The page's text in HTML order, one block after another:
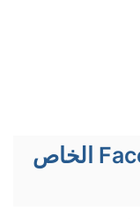
كيفية حذف حساب Facebook الخاص